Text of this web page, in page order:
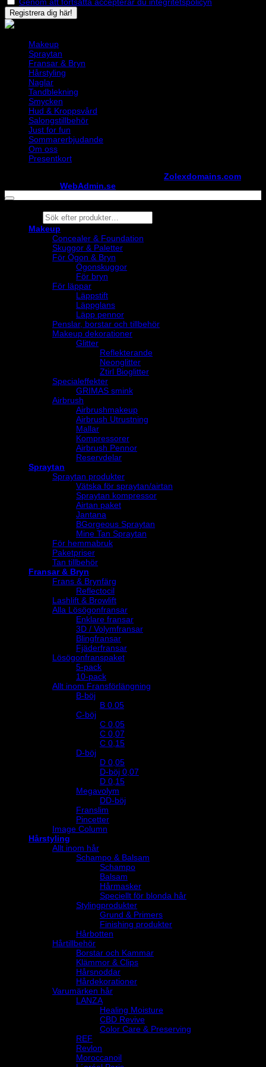
Genom att fortsätta accepterar du integritetspolicyn
Makeup
Spraytan
Fransar & Bryn
Hårstyling
Naglar
Tandblekning
Smycken
Hud & Kroppsvård
Salongstillbehör
Just for fun
Sommarerbjudande
Om oss
Presentkort
Zolexdomains.com
WebAdmin.se
Products
search
Makeup
Concealer & Foundation
Skuggor & Paletter
För Ögon & Bryn
Ögonskuggor
För bryn
För läppar
Läppstift
Läppglans
Läpp pennor
Penslar, borstar och tillbehör
Makeup dekorationer
Glitter
Reflekterande
Neonglitter
Ztirl Bioglitter
Specialeffekter
GRIMAS smink
Airbrush
Airbrushmakeup
Airbrush Utrustning
Mallar
Kompressorer
Airbrush Pennor
Reservdelar
Spraytan
Spraytan produkter
Vätska för spraytan/airtan
Spraytan kompressor
Airtan paket
Jantana
BGorgeous Spraytan
Mine Tan Spraytan
För hemmabruk
Paketpriser
Tan tillbehör
Fransar & Bryn
Frans & Brynfärg
Reflectocil
Lashlift & Browlift
Alla Lösögonfransar
Enklare fransar
3D / Volymfransar
Blingfransar
Fjäderfransar
Lösögonfranspaket
5-pack
10-pack
Allt inom Fransförlängning
B-böj
B 0.05
C-böj
C 0,05
C 0,07
C 0,15
D-böj
D 0,05
D-böj 0,07
D 0,15
Megavolym
DD-böj
Franslim
Pincetter
Image Column
Hårstyling
Allt inom hår
Schampo & Balsam
Schampo
Balsam
Hårmasker
Speciellt för blonda hår
Stylingprodukter
Grund & Primers
Finishing produkter
Hårbotten
Hårtillbehör
Borstar och Kammar
Klämmor & Clips
Hårsnoddar
Hårdekorationer
Varumärken hår
LANZA
Healing Moisture
CBD Revive
Color Care & Preserving
REF
Revlon
Moroccanoil